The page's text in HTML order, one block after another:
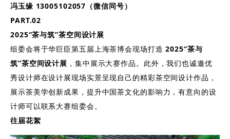
冯玉缘 13005102057（微信同号）
PART.02
2025“茶与筑”茶空间设计展
组委会将于华巨臣第五届上海茶博会现场打造2025“茶与
筑”茶空间设计展 ，集中展示大赛作品。此外，我们也诚邀优
秀设计师在设计展现场实景呈现自己的精彩茶空间设计作品，
展示茶美学创新成果，提升中国茶文化的影响力，有意向的设
计师可以联系大赛组委会。
往届花絮